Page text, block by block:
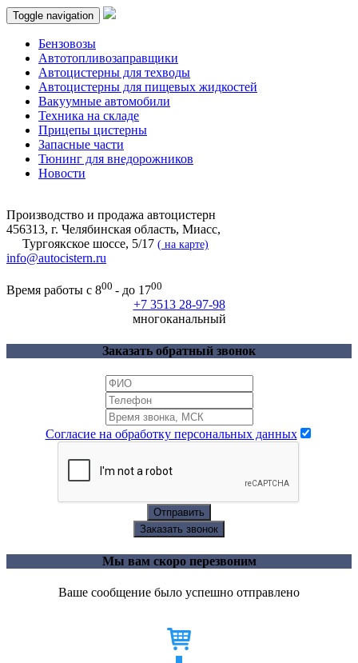
Toggle navigation
Бензовозы
Автотопливозаправщики
Автоцистерны для техводы
Автоцистерны для пищевых жидкостей
Вакуумные автомобили
Техника на складе
Прицепы цистерны
Запасные части
Тюнинг для внедорожников
Новости
Производство и продажа автоцистерн
456313, г. Челябинская область, Миасс,
Тургоякское шоссе, 5/17 ( на карте)
info@autocistern.ru
Время работы с 800 - до 1700
+7 3513 28-97-98
многоканальный
Заказать обратный звонок
Согласие на обработку персональных данных
Отправить
Заказать звонок
Мы вам скоро перезвоним
Ваше сообщение было успешно отправлено